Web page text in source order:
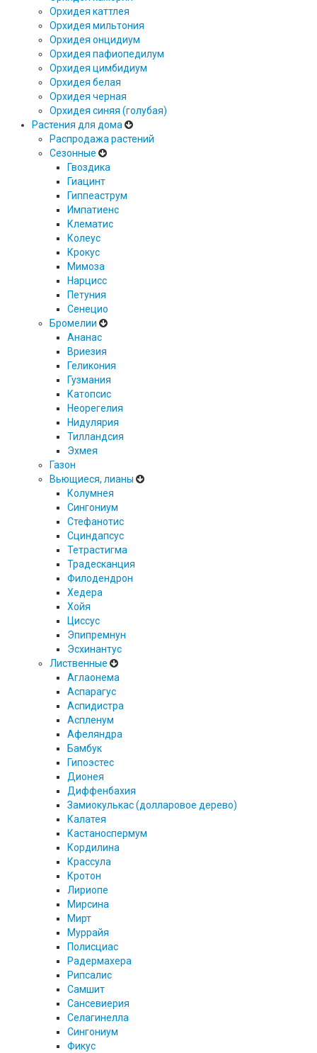
Орхидея каттлея
Орхидея мильтония
Орхидея онцидиум
Орхидея пафиопедилум
Орхидея цимбидиум
Орхидея белая
Орхидея черная
Орхидея синяя (голубая)
Растения для дома
Распродажа растений
Сезонные
Гвоздика
Гиацинт
Гиппеаструм
Импатиенс
Клематис
Колеус
Крокус
Мимоза
Нарцисс
Петуния
Сенецио
Бромелии
Ананас
Вриезия
Геликония
Гузмания
Катопсис
Неорегелия
Нидулярия
Тилландсия
Эхмея
Газон
Вьющиеся, лианы
Колумнея
Сингониум
Стефанотис
Сциндапсус
Тетрастигма
Традесканция
Филодендрон
Хедера
Хойя
Циссус
Эпипремнун
Эсхинантус
Лиственные
Аглаонема
Аспарагус
Аспидистра
Аспленум
Афеляндра
Бамбук
Гипоэстес
Дионея
Диффенбахия
Замиокулькас (долларовое дерево)
Калатея
Кастаноспермум
Кордилина
Крассула
Кротон
Лириопе
Мирсина
Мирт
Муррайя
Полисциас
Радермахера
Рипсалис
Самшит
Сансевиерия
Селагинелла
Сингониум
Фикус